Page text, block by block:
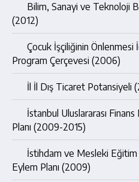
Bilim, Sanayi ve Teknoloji
(2012)
Çocuk İşçiliğinin Önlenmesi
Program Çerçevesi (2006)
İl İl Dış Ticaret Potansiyeli
İstanbul Uluslararası
Planı (2009-2015)
İstihdam ve Mesleki Eğitim
Eylem Planı (2009)